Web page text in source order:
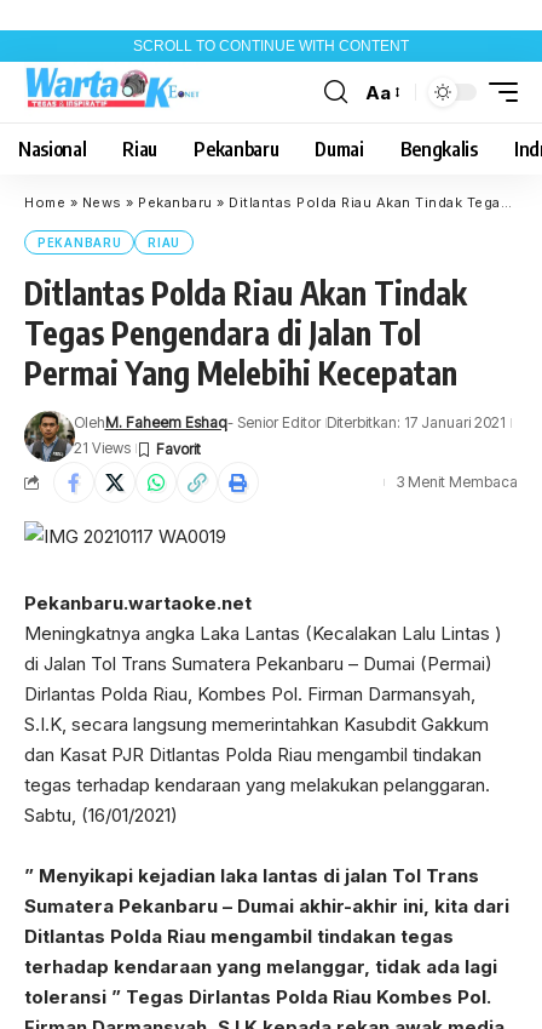
SCROLL TO CONTINUE WITH CONTENT
Font
Aa
Nasional Riau Pekanbaru Dumai Bengkalis
Home » News » Pekanbaru » Ditlantas Polda Riau Akan Tindak Tegas Pengendara di Jalan Tol Permai Yang Melebihi Kecepatan
PEKANBARU RIAU
Ditlantas Polda Riau Akan Tindak
Tegas Pengendara di Jalan Tol
Permai Yang Melebihi Kecepatan
OlehM. Faheem Eshaq- Senior Editor Diterbitkan: 17 Januari 2021
21 Views
3 Menit Membaca
Pekanbaru.wartaoke.net
Meningkatnya angka Laka Lantas (Kecalakan Lalu Lintas )
di Jalan Tol Trans Sumatera Pekanbaru – Dumai (Permai)
Dirlantas Polda Riau, Kombes Pol. Firman Darmansyah,
S.I.K, secara langsung memerintahkan Kasubdit Gakkum
dan Kasat PJR Ditlantas Polda Riau mengambil tindakan
tegas terhadap kendaraan yang melakukan pelanggaran.
Sabtu, (16/01/2021)
” Menyikapi kejadian laka lantas di jalan Tol Trans
Sumatera Pekanbaru – Dumai akhir-akhir ini, kita dari
Ditlantas Polda Riau mengambil tindakan tegas
terhadap kendaraan yang melanggar, tidak ada lagi
toleransi ” Tegas Dirlantas Polda Riau Kombes Pol.